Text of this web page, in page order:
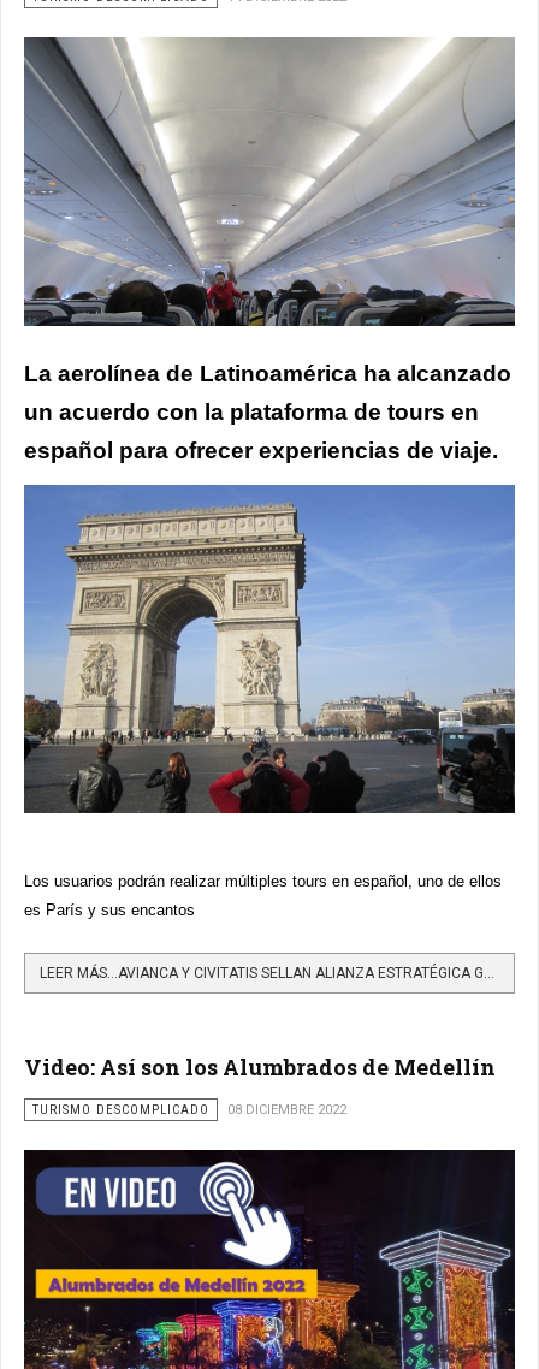
La aerolínea de Latinoamérica ha alcanzado
un acuerdo con la plataforma de tours en
español para ofrecer experiencias de viaje.
Los usuarios podrán realizar múltiples tours en español, uno de ellos
es París y sus encantos
LEER MÁS…AVIANCA Y CIVITATIS SELLAN ALIANZA ESTRATÉGICA GLOBAL
Video: Así son los Alumbrados de Medellín
TURISMO DESCOMPLICADO 08 DICIEMBRE 2022